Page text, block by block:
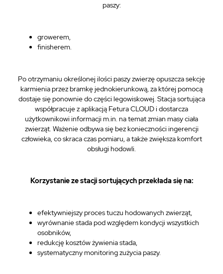
paszy:
growerem,
finisherem.
Po otrzymaniu określonej ilości paszy zwierzę opuszcza sekcję
karmienia przez bramkę jednokierunkową, za której pomocą
dostaje się ponownie do części legowiskowej. Stacja sortująca
współpracuje z aplikacją Fetura CLOUD i dostarcza
użytkownikowi informacji m.in. na temat zmian masy ciała
zwierząt. Ważenie odbywa się bez konieczności ingerencji
człowieka, co skraca czas pomiaru, a także zwiększa komfort
obsługi hodowli.
Korzystanie ze stacji sortujących przekłada się na:
efektywniejszy proces tuczu hodowanych zwierząt,
wyrównanie stada pod względem kondycji wszystkich
osobników,
redukcję kosztów żywienia stada,
systematyczny monitoring zużycia paszy.